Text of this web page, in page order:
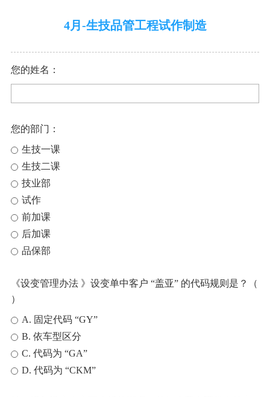
4月-生技品管工程试作制造
您的姓名：
您的部门：
生技一课
生技二课
技业部
试作
前加课
后加课
品保部
《设变管理办法 》设变单中客户 “盖亚” 的代码规则是？（
）
A. 固定代码 “GY”
B. 依车型区分
C. 代码为 “GA”
D. 代码为 “CKM”